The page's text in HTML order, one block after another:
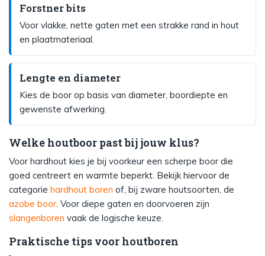
Forstner bits
Voor vlakke, nette gaten met een strakke rand in hout
en plaatmateriaal.
Lengte en diameter
Kies de boor op basis van diameter, boordiepte en
gewenste afwerking.
Welke houtboor past bij jouw klus?
Voor hardhout kies je bij voorkeur een scherpe boor die
goed centreert en warmte beperkt. Bekijk hiervoor de
categorie hardhout boren of, bij zware houtsoorten, de
azobe boor. Voor diepe gaten en doorvoeren zijn
slangenboren vaak de logische keuze.
Praktische tips voor houtboren